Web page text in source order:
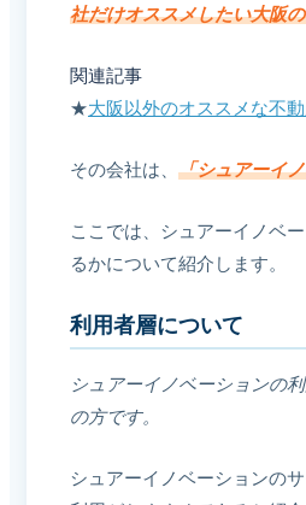
社だけオススメしたい大阪
関連記事
★大阪以外のオススメな不
その会社は、 「シュアーイ
ここでは、シュアーイノベ
るかについて紹介します。
利用者層について
シュアーイノベーションの
の方です。
シュアーイノベーションの